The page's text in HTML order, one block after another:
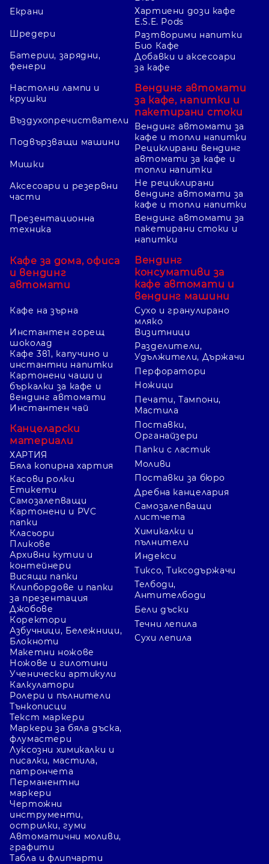
Екрани
Шредери
Батерии, зарядни,
фенери
Настолни лампи и
крушки
Въздухопречистватели
Подвързващи машини
Мишки
Аксесоари и резервни
части
Презентационна
техника
Кафе за дома, офиса
и вендинг
автомати
Кафе на зърна
Хартиени дози кафе
E.S.E. Pods
Разтворими напитки
Био Кафе
Добавки и аксесоари
за кафе
Вендинг автомати
за кафе, напитки и
пакетирани стоки
Вендинг автомати за
кафе и топли напитки
Рециклирани вендинг
автомати за кафе и
топли напитки
Не рециклирани
вендинг автомати за
кафе и топли напитки
Вендинг автомати за
пакетирани стоки и
напитки
Вендинг
консумативи за
кафе автомати и
вендинг машини
Сухо и гранулирано
мляко
Инстантен горещ
шоколад
Кафе 3в1, капучино и
инстантни напитки
Картонени чаши и
бъркалки за кафе и
вендинг автомати
Инстантен чай
Канцеларски
материали
ХАРТИЯ
Бяла копирна хартия
Касови ролки
Етикети
Самозалепващи
Картонени и PVC
папки
Класьори
Пликове
Архивни кутии и
контейнери
Висящи папки
Клипбордове и папки
за презентация
Джобове
Коректори
Азбучници, Бележници,
Блокноти
Визитници
Разделители,
Удължители, Държачи
Перфоратори
Ножици
Печати, Тампони,
Мастила
Поставки,
Органайзери
Папки с ластик
Моливи
Поставки за бюро
Дребна канцелария
Самозалепващи
листчета
Химикалки и
пълнители
Индекси
Тиксо, Тиксодържачи
Телбоди,
Антителбоди
Бели дъски
Течни лепила
Сухи лепила
Макетни ножове
Ножове и гилотини
Ученически артикули
Калкулатори
Ролери и пълнители
Тънкописци
Текст маркери
Маркери за бяла дъска,
флумастери
Луксозни химикалки и
писалки, мастила,
патрончета
Перманентни
маркери
Чертожни
инструменти,
острилки, гуми
Автоматични моливи,
графити
Табла и флипчарти